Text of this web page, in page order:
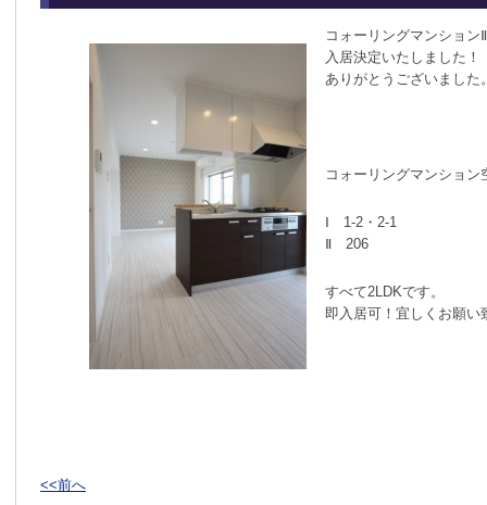
コォーリングマンション
入居決定いたしました！
ありがとうございました
コォーリングマンション
Ⅰ 1-2・2-1
Ⅱ 206
すべて2LDKです。
即入居可！宜しくお願い
<<前へ